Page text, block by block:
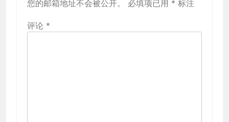
您的邮箱地址不会被公开。 必填项已用 * 标注
评论 *